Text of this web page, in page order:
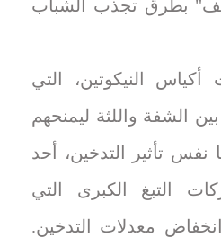
بطرق تجذب الشباب
النيكوتين، التي
الشفة واللثة ليمنحهم
نفس تأثير التدخين، أحد
التبغ الكبرى التي
معدلات التدخين.